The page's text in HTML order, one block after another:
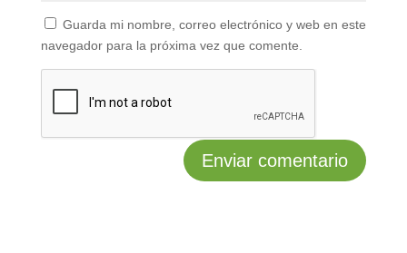
Guarda mi nombre, correo electrónico y web en este
navegador para la próxima vez que comente.